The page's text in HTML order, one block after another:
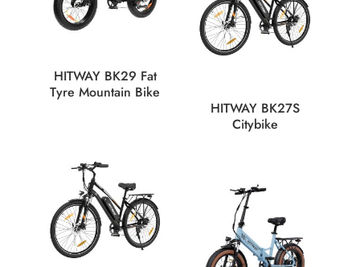
HITWAY BK29 Fat
Tyre Mountain Bike
HITWAY BK27S
Citybike